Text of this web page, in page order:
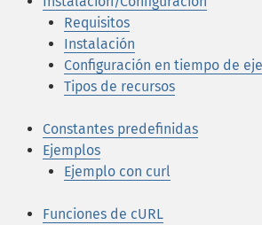
Requisitos
Instalación
Configuración en tiempo de
Tipos de recursos
Constantes predefinidas
Ejemplos
Ejemplo con curl
Funciones de cURL